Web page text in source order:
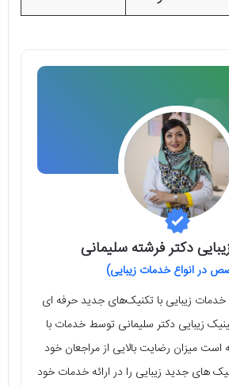
دکتر فرشته سلیمانی
در انواع خدمات زیبایی)
خدمات زیبایی با تکنیک‌های جدید ‌حرفه ای
زیبایی دکتر سلیمانی توسط خدمات با
میزان رضایت بالایی از مراجعان خود
های جدید زیبایی را در ارائه خدمات خود